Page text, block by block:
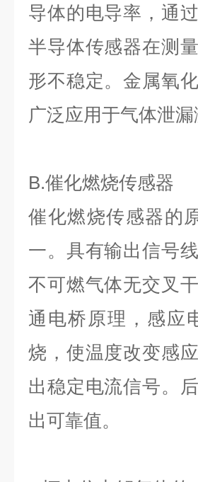
导体的电导率，通
半导体传感器在测
形不稳定。金属氧
广泛应用于气体泄漏
B.催化燃烧传感器
催化燃烧传感器的
一。具有输出信号
不可燃气体无交叉
通电桥原理，感应
烧，使温度改变感
出稳定电流信号。
出可靠值。